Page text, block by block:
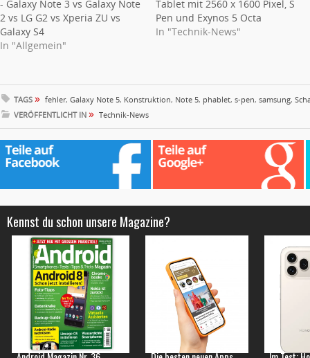
- Galaxy Note 3 vs Galaxy Note
2 vs LG G2 vs Xperia ZU vs
Galaxy S4
In "Allgemein"
Tablet mit 2560 x 1600 Pixel, S
Pen und Exynos 5 Octa
In "Technik-News"
TAGS » fehler, Galaxy Note 5, Konstruktion, Note 5, phablet, s-pen, samsung,
VERÖFFENTLICHT IN » Technik-News
Kennst du schon unsere Magazine?